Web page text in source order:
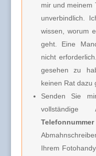
mir und meinem
unverbindlich.
wissen, worum
geht. Eine
nicht
gesehen zu
keinen Rat dazu
Senden Sie
vollständige
Telefonnummer
Ihrem